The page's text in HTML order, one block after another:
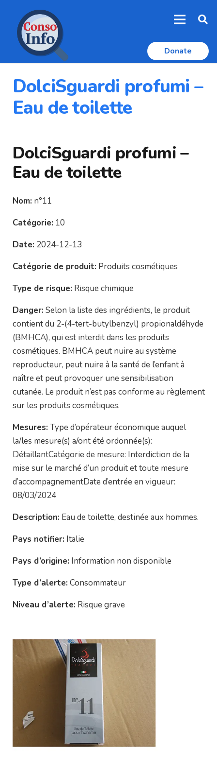
Donate
DolciSguardi profumi –
Eau de toilette
DolciSguardi profumi –
Eau de toilette
Nom: n°11
Catégorie: 10
Date: 2024-12-13
Catégorie de produit: Produits cosmétiques
Type de risque: Risque chimique
Danger: Selon la liste des ingrédients, le produit
contient du 2-(4-tert-butylbenzyl) propionaldéhyde
(BMHCA), qui est interdit dans les produits
cosmétiques. BMHCA peut nuire au système
reproducteur, peut nuire à la santé de l’enfant à
naître et peut provoquer une sensibilisation
cutanée. Le produit n’est pas conforme au règlement
sur les produits cosmétiques.
Mesures: Type d’opérateur économique auquel
la/les mesure(s) a/ont été ordonnée(s):
DétaillantCatégorie de mesure: Interdiction de la
mise sur le marché d’un produit et toute mesure
d’accompagnementDate d’entrée en vigueur:
08/03/2024
Description: Eau de toilette, destinée aux hommes.
Pays notifier: Italie
Pays d’origine: Information non disponible
Type d’alerte: Consommateur
Niveau d’alerte: Risque grave